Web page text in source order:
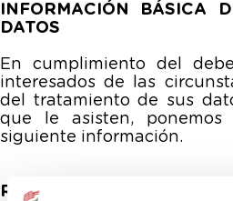
INFORMACIÓN BÁSICA
DATOS
En cumplimiento del
interesados de las
del tratamiento de sus
que le asisten,
siguiente información.
RESPONSABLE DE